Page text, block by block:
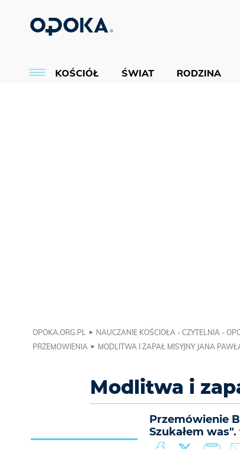
KOŚCIÓŁ ŚWIAT RODZINA
OPOKA.ORG.PL NAUCZANIE KOŚCIOŁA - CZYTELNIA -
PRZEMOWIENIA
MODLITWA I ZAPAŁ MISYJNY JANA PAWŁA
Modlitwa i
Przemówienie
Szukałem was".